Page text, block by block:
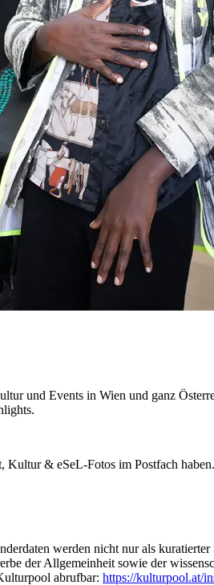
und Events in Wien und ganz
& eSeL-Fotos im Postfach
werden nicht nur als
der Allgemeinheit sowie der
abrufbar: https://kulturpool.at/